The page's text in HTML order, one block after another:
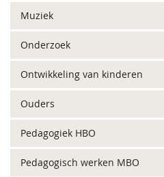
Muziek
Onderzoek
Ontwikkeling van kinderen
Ouders
Pedagogiek HBO
Pedagogisch werken MBO